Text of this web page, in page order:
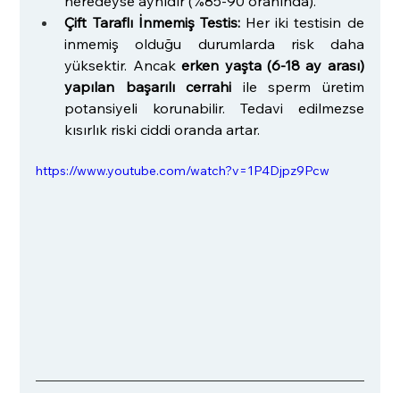
Çift Taraflı İnmemiş Testis: Her iki testisin de
inmemiş olduğu durumlarda risk daha
yüksektir. Ancak erken yaşta (6-18 ay arası)
yapılan başarılı cerrahi ile sperm üretim
potansiyeli korunabilir. Tedavi edilmezse
kısırlık riski ciddi oranda artar.
https://www.youtube.com/watch?v=1P4Djpz9Pcw